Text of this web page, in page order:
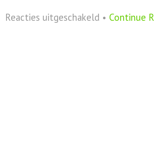
Reacties uitgeschakeld voor
• Continue